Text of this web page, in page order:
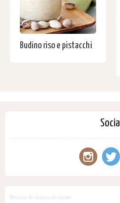
Budino riso e pistacchi
Social
Motore di ricerca di ricette